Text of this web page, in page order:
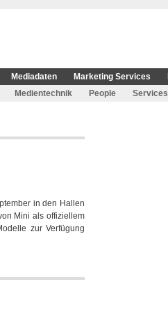
Mediadaten Marketing Services
Medientechnik People Services
in den Hallen
Mini als offiziellem
zur Verfügung